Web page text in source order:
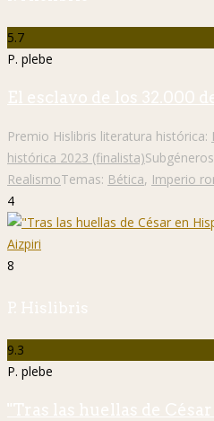
5.7
P. plebe
El esclavo de los 32.000
Premio Hislibris literatura histórica:
histórica 2023 (finalista)
RealismoTemas: Bética, Imperio
4
8
P. Hislibris
9.3
P. plebe
"Tras las huellas de